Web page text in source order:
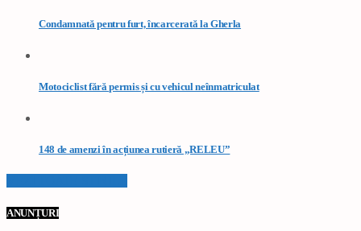
Condamnată pentru furt, încarcerată la Gherla
Motociclist fără permis și cu vehicul neînmatriculat
148 de amenzi în acțiunea rutieră „RELEU”
ANUNȚURI